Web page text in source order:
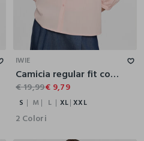
M
XXL
IWIE
Camicia regular fit con scollo a V donna
€ 19,99€ 9,79
S M L XL XXL
2 Colori